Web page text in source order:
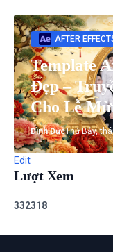
AFTER
Template
Đẹp –
Cho Lễ
Đình ĐứcThứ Bảy,
Edit
Lượt Xem
33231 8